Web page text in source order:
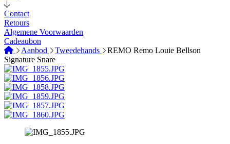
Contact
Retours
Algemene Voorwaarden
Cadeaubon
Aanbod
Tweedehands
REMO Remo Louie Bellson
Signature Snare